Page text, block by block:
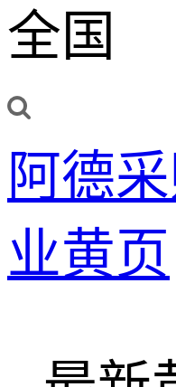
全国
阿德
业黄页